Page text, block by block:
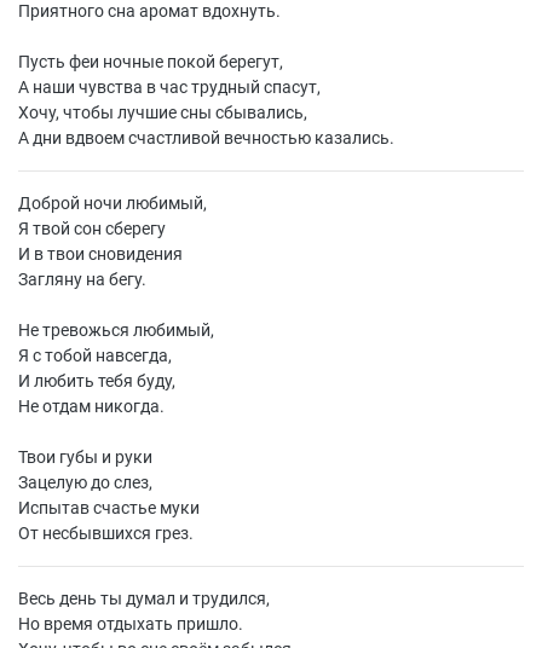
Приятного сна аромат вдохнуть.
Пусть феи ночные покой берегут,
А наши чувства в час трудный спасут,
Хочу, чтобы лучшие сны сбывались,
А дни вдвоем счастливой вечностью казались.
Доброй ночи любимый,
Я твой сон сберегу
И в твои сновидения
Загляну на бегу.
Не тревожься любимый,
Я с тобой навсегда,
И любить тебя буду,
Не отдам никогда.
Твои губы и руки
Зацелую до слез,
Испытав счастье муки
От несбывшихся грез.
Весь день ты думал и трудился,
Но время отдыхать пришло.